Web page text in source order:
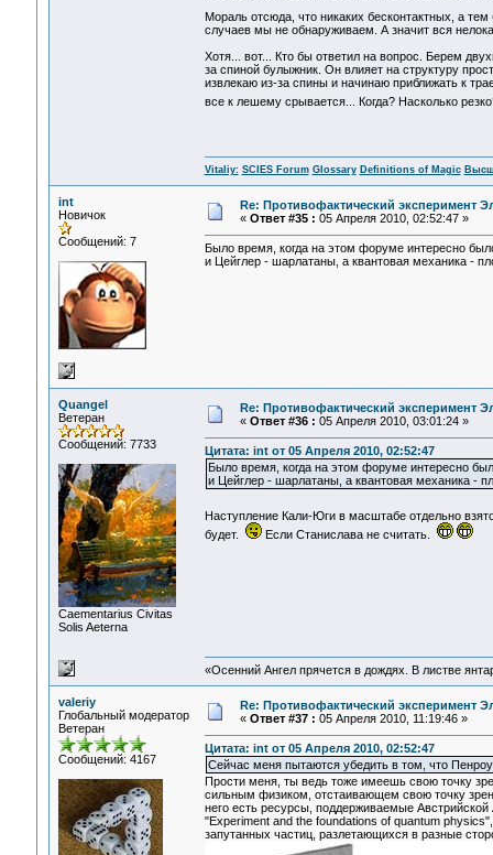
Мораль отсюда, что никаких бесконтактных, а
случаев мы не обнаруживаем. А значит вся
Хотя... вот... Кто бы ответил на вопрос. Берем
за спиной булыжник. Он влияет на структуру
извлекаю из-за спины и начинаю приближать к
все к лешему срывается... Когда? Насколько
Vitaliy: SCIES Forum Glossary Definitions of Magic
int
Новичок
Сообщений: 7
Re: Противофактический эксперимент
« Ответ #35 : 05 Апреля 2010, 02:52:47 »
Было время, когда на этом форуме интересно
и Цейглер - шарлатаны, а квантовая механика -
Quangel
Ветеран
Сообщений: 7733
Сaementarius Civitas
Solis Aeterna
Re: Противофактический эксперимент
« Ответ #36 : 05 Апреля 2010, 03:01:24 »
Цитата: int от 05 Апреля 2010, 02:52:47
Было время, когда на этом форуме интересно
и Цейглер - шарлатаны, а квантовая механика -
Наступление Кали-Юги в масштабе отдельно
будет.
Если Станислава не считать.
«Осенний Ангел прячется в дождях. В листве
valeriy
Глобальный модератор
Ветеран
Сообщений: 4167
Re: Противофактический эксперимент
« Ответ #37 : 05 Апреля 2010, 11:19:46 »
Цитата: int от 05 Апреля 2010, 02:52:47
Сейчас меня пытаются убедить в том, что
Прости меня, ты ведь тоже имеешь свою точку
сильным физиком, отстаивающем свою точку
него есть ресурсы, поддерживаемые
"Experiment and the foundations of quantum
запутанных частиц, разлетающихся в разные